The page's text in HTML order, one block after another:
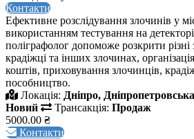
Контакти
Ефективне розслідування злочинів у
використанням тестування на
поліграфолог допоможе розкрити різні
крадіжці та інших злочинах,
коштів, приховування злочинців,
пособництво.
Локація: Дніпро,
Новий
Трансакція: Продаж
5000.00 ₴
Контакти